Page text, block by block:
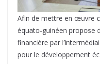
Afin de mettre en œuvre
équato-guinéen propose
financière par
pour le développement